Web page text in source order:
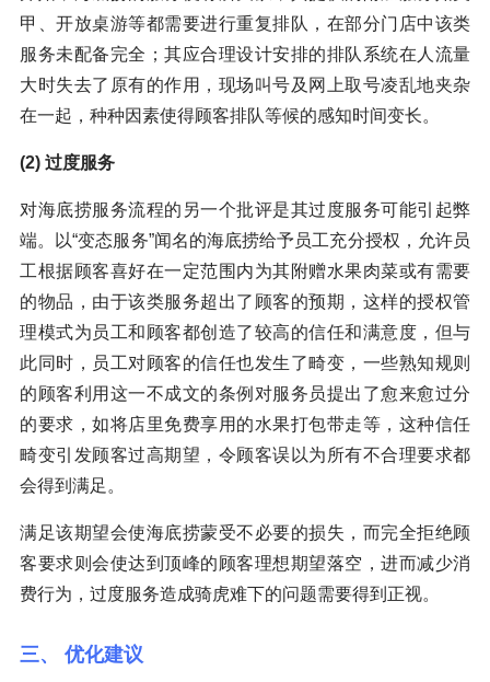
甲、开放桌游等都需要进行重复排队，在部分门店中该类
服务未配备完全；其应合理设计安排的排队系统在人流量
大时失去了原有的作用，现场叫号及网上取号凌乱地夹杂
在一起，种种因素使得顾客排队等候的感知时间变长。
(2) 过度服务
对海底捞服务流程的另一个批评是其过度服务可能引起弊
端。以“变态服务”闻名的海底捞给予员工充分授权，允许员
工根据顾客喜好在一定范围内为其附赠水果肉菜或有需要
的物品，由于该类服务超出了顾客的预期，这样的授权管
理模式为员工和顾客都创造了较高的信任和满意度，但与
此同时，员工对顾客的信任也发生了畸变，一些熟知规则
的顾客利用这一不成文的条例对服务员提出了愈来愈过分
的要求，如将店里免费享用的水果打包带走等，这种信任
畸变引发顾客过高期望，令顾客误以为所有不合理要求都
会得到满足。
满足该期望会使海底捞蒙受不必要的损失，而完全拒绝顾
客要求则会使达到顶峰的顾客理想期望落空，进而减少消
费行为，过度服务造成骑虎难下的问题需要得到正视。
三、 优化建议